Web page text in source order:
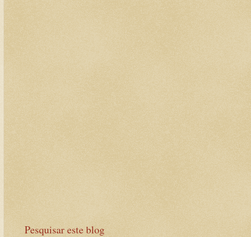
Pesquisar este blog